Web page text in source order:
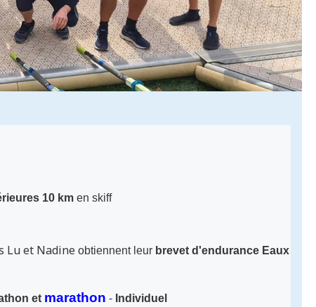
10 km en skiff
Lu et Nadine obtiennent leur brevet d'endurance Eaux
et marathon - Individuel